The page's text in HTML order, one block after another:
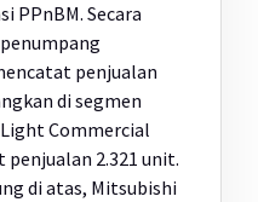
PPnBM. Secara
penjualan
di segmen
Commercial
penjualan 2.321 unit.
di atas, Mitsubishi